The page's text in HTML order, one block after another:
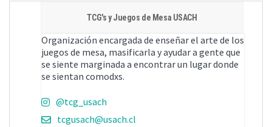
TCG's y Juegos de Mesa USACH
Organización encargada de enseñar el arte de los
juegos de mesa, masificarla y ayudar a gente que
se siente marginada a encontrar un lugar donde
se sientan comodxs.
@tcg_usach
tcgusach@usach.cl